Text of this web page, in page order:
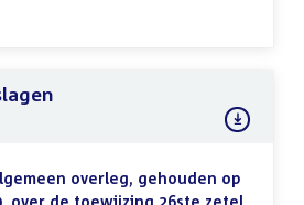
overleg, gehouden op
over de toewijzing 26ste zetel